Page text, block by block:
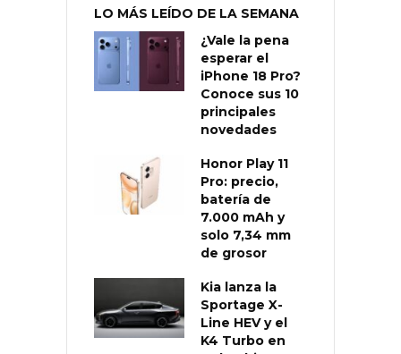
LO MÁS LEÍDO DE LA SEMANA
¿Vale la pena
esperar el
iPhone 18 Pro?
Conoce sus 10
principales
novedades
Honor Play 11
Pro: precio,
batería de
7.000 mAh y
solo 7,34 mm
de grosor
Kia lanza la
Sportage X-
Line HEV y el
K4 Turbo en